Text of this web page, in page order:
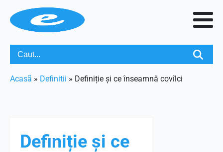
Acasã » Definitii » Definiție și ce înseamnă covîlci
Definiție și ce